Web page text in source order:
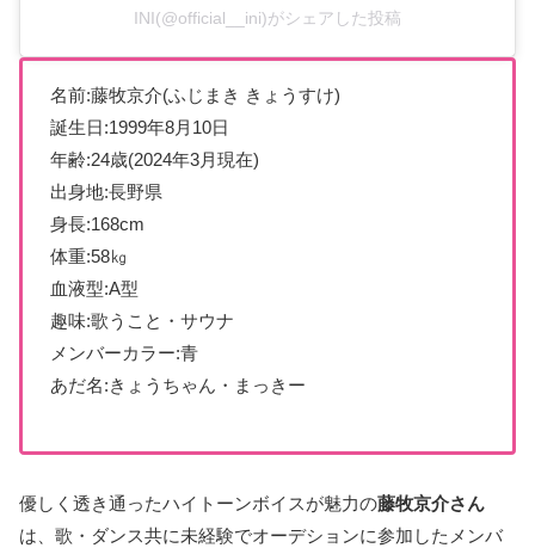
INI(@official__ini)がシェアした投稿
名前:藤牧京介(ふじまき きょうすけ)
誕生日:1999年8月10日
年齢:24歳(2024年3月現在)
出身地:長野県
身長:168cm
体重:58㎏
血液型:A型
趣味:歌うこと・サウナ
メンバーカラー:青
あだ名:きょうちゃん・まっきー
優しく透き通ったハイトーンボイスが魅力の藤牧京介さん
は、歌・ダンス共に未経験でオーデションに参加したメンバ